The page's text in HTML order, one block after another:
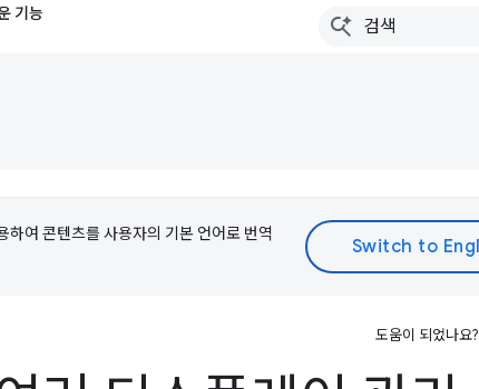
기능
여 콘텐츠를 사용자의 기본 언어로 번역
도움이 되었나요?